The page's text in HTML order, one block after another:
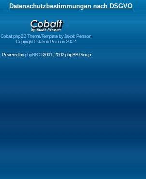
Datenschutzbestimmungen nach DSGVO
Cobalt phpBB Theme/Template by Jakob Persson.
Copyright © Jakob Persson 2002.
Powered byphpBB© 2001, 2002 phpBB Group